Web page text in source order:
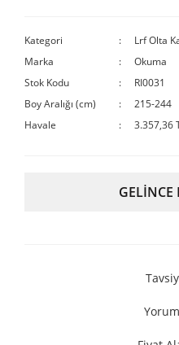
Kategori
Lrf Olta
Marka
Okuma
Stok Kodu
RI0031
Boy Aralığı (cm)
215-244
Havale
3.357,36
GELİNCE